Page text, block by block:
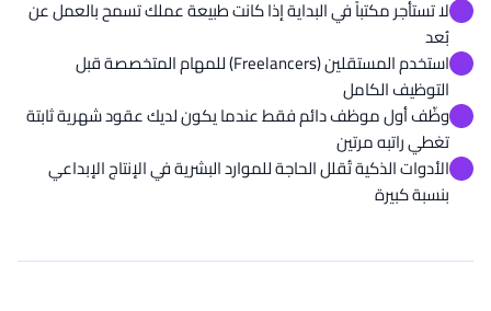
لا تستأجر مكتباً في البداية إذا كانت طبيعة عملك تسمح بالعمل عن
بُعد
استخدم المستقلين (Freelancers) للمهام المتخصصة قبل
التوظيف الكامل
وظّف أول موظف دائم فقط عندما يكون لديك عقود شهرية ثابتة
تغطي راتبه مرتين
الأدوات الذكية تُقلل الحاجة للموارد البشرية في الإنتاج الإبداعي
بنسبة كبيرة